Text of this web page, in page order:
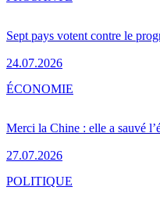
Sept pays votent contre le
24.07.2026
Merci la Chine : elle a sauvé
27.07.2026
ÉCONOMIE
POLITIQUE